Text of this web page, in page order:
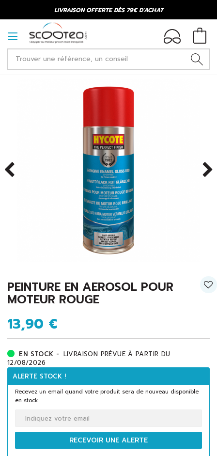
LIVRAISON OFFERTE DÈS 79€ D'ACHAT
PEINTURE EN AEROSOL POUR
MOTEUR ROUGE
13,90 €
EN STOCK - LIVRAISON PRÉVUE À PARTIR DU
12/08/2026
ALERTE STOCK !
Recevez un email quand votre produit sera de nouveau disponible
en stock
RECEVOIR UNE ALERTE